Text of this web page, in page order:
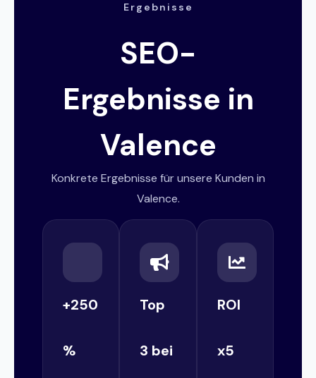
Ergebnisse
SEO-
Ergebnisse in
Valence
Konkrete Ergebnisse für unsere Kunden in
Valence.
+250
%
Top
3 bei
ROI
x5